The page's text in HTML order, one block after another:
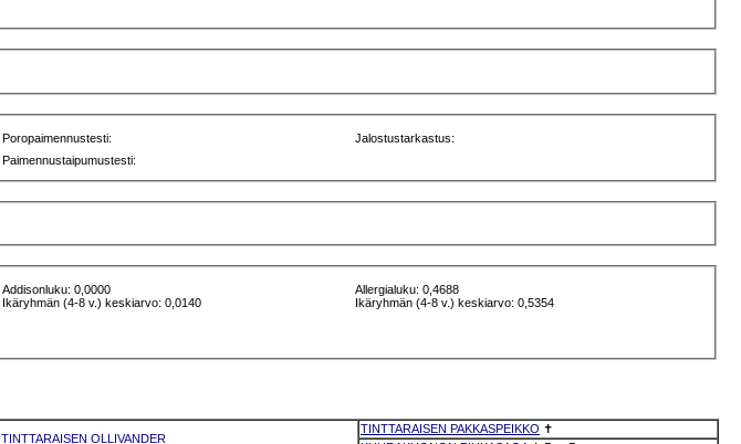
Poropaimennustesti:
Jalostustarkastus:
Paimennustaipumustesti:
Addisonluku: 0,0000
Ikäryhmän (4-8 v.) keskiarvo: 0,0140
Allergialuku: 0,4688
Ikäryhmän (4-8 v.) keskiarvo: 0,5354
TINTTARAISEN OLLIVANDER
TINTTARAISEN PAKKASPEIKKO ✝